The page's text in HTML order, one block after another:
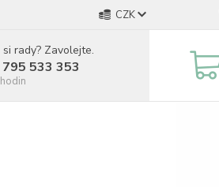
CZK
rady? Zavolejte.
533 353